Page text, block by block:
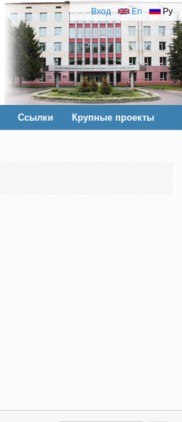
Ру
En
Вход
Ссылки Крупные проекты